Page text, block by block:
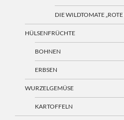
DIE WILDTOMATE
HÜLSENFRÜCHTE
BOHNEN
ERBSEN
WURZELGEMÜSE
KARTOFFELN